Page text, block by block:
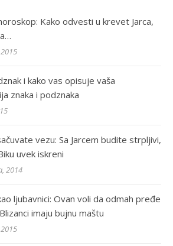
Kako odvesti u krevet Jarca,
i kako vas opisuje vaša
znaka i podznaka
vezu: Sa Jarcem budite strpljivi,
uvek iskreni
2014
ljubavnici: Ovan voli da odmah pređe
imaju bujnu maštu